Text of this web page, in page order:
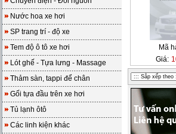
Nước hoa xe hơi
SP trang trí - độ xe
Tem độ ô tô xe hơi
Lót ghế - Tựa lưng - Massage
Thảm sàn, tappi để chân
Gối tựa đầu trên xe hơi
Tủ lạnh ôtô
Các linh kiện khác
Mã
Giá: